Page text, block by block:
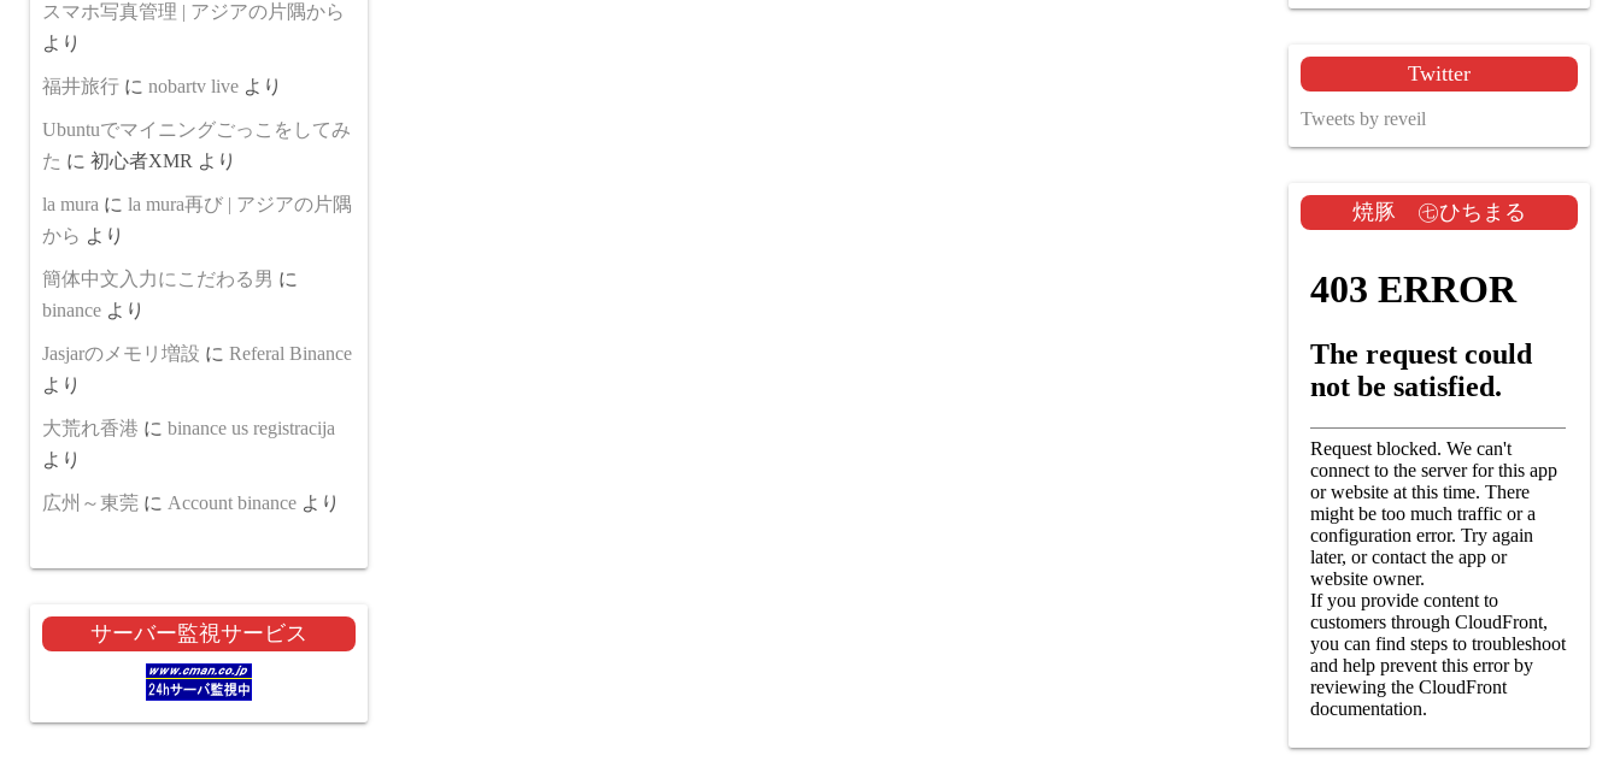
スマホ写真管理 | アジアの片隅から
より
福井旅行 に nobartv live より
Ubuntuでマイニングごっこをしてみ
た に 初心者XMR より
la mura に la mura再び | アジアの片隅
から より
簡体中文入力にこだわる男 に
binance より
Jasjarのメモリ増設 に Referal Binance
より
大荒れ香港 に binance us registracija
より
広州～東莞 に Account binance より
サーバー監視サービス
Twitter
Tweets by reveil
焼豚 ㊆ひちまる